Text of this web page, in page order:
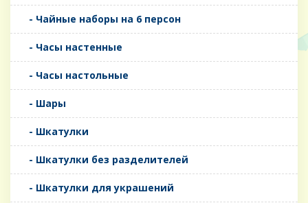
- Чайные наборы на 6 персон
- Часы настенные
- Часы настольные
- Шары
- Шкатулки
- Шкатулки без разделителей
- Шкатулки для украшений